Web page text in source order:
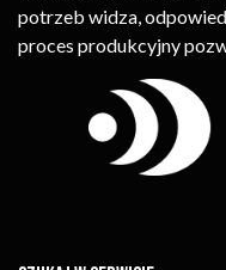
potrzeb widza,
proces produkcyjny